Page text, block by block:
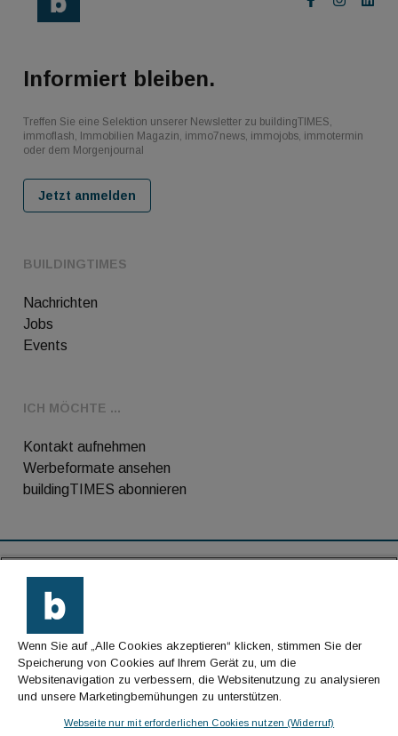
BUILDINGTIMES
Nachrichten
Jobs
Events
ICH MÖCHTE ...
Kontakt aufnehmen
Werbeformate ansehen
buildingTIMES abonnieren
Informiert bleiben.
Treffen Sie eine Selektion unserer Newsletter zu buildingTIMES,
immoflash, Immobilien Magazin, immo7news, immojobs, immotermin
oder dem Morgenjournal
Jetzt anmelden
Kontakt
Impressum
Datenschutz
Wenn Sie auf „Alle Cookies akzeptieren“ klicken, stimmen Sie der
Speicherung von Cookies auf Ihrem Gerät zu, um die
Websitenavigation zu verbessern, die Websitenutzung zu analysieren
und unsere Marketingbemühungen zu unterstützen.
Webseite nur mit erforderlichen Cookies nutzen (Widerruf)